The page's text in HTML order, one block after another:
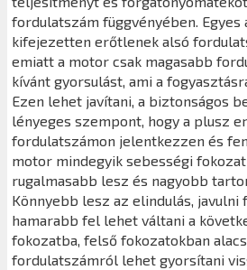
fordulatszám függvényében. Egyes
kifejezetten erőtlenek alsó
emiatt a motor csak magasabb
kívánt gyorsulást, ami a
Ezen lehet javítani, a biztonságos
lényeges szempont, hogy a plusz
fordulatszámon jelentkezzen és
motor mindegyik sebességi
rugalmasabb lesz és nagyobb
Könnyebb lesz az elindulás, javulni
hamarabb fel lehet váltani a
fokozatba, felső fokozatokban
fordulatszámról lehet gyorsítani